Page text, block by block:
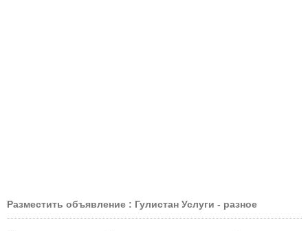
Разместить объявление : Гулистан Услуги - разное